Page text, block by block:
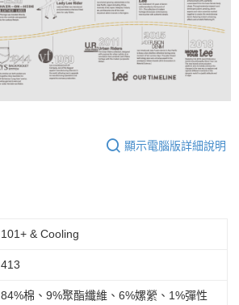
顯示電腦版詳細說明
101+ & Cooling
413
84%棉、9%聚酯纖維、6%嫘縈、1%彈性